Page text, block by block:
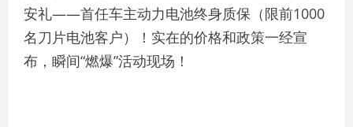
安礼——首任车主动力电池终身质保（限前1000
名刀片电池客户）！实在的价格和政策一经宣
布，瞬间“燃爆”活动现场！